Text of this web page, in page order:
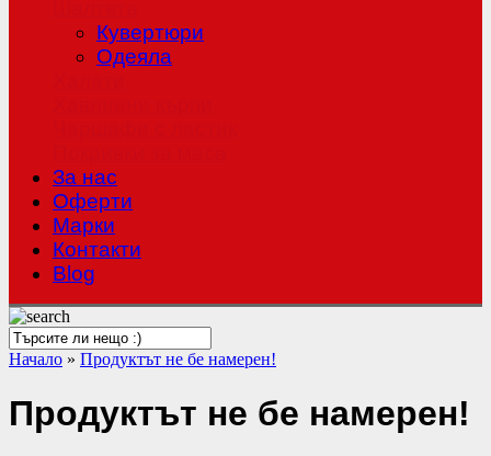
Кувертюри
Одеяла
За нас
Оферти
Mарки
Контакти
Blog
Начало » Продуктът не бе намерен!
Продуктът не бе намерен!